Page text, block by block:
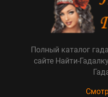
Полный каталог
сайте Найти-